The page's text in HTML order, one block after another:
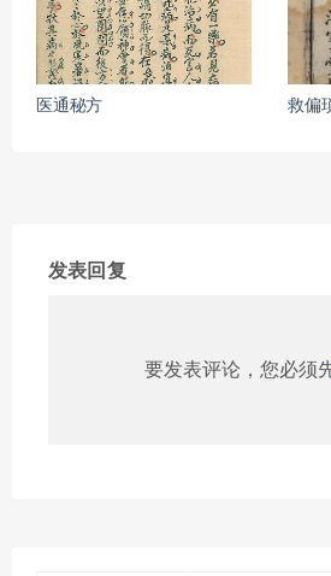
医通秘方 救偏
发表回复
要发表评论，您必须